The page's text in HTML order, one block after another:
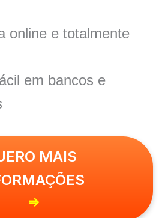
online e totalmente
em bancos e
MAIS
⇒